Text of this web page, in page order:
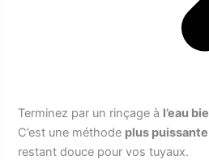
Terminez par un rinçage à l’eau
C’est une méthode plus
restant douce pour vos tuyaux.